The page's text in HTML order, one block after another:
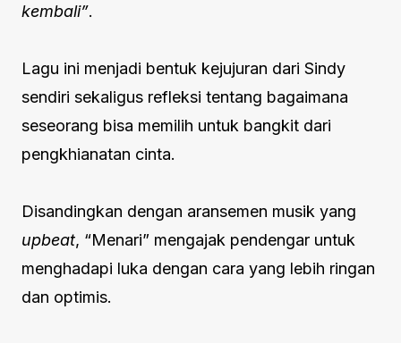
kembali”.
Lagu ini menjadi bentuk kejujuran dari Sindy
sendiri sekaligus refleksi tentang bagaimana
seseorang bisa memilih untuk bangkit dari
pengkhianatan cinta.
Disandingkan dengan aransemen musik yang
upbeat, “Menari” mengajak pendengar untuk
menghadapi luka dengan cara yang lebih ringan
dan optimis.